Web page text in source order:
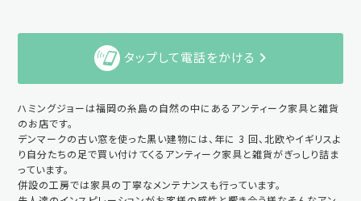
タップして電話をかける
ハミングジョーは福岡の糸島の自然の中にあるアンティーク家具と雑貨
のお店です。
デンマークの古い窓を使った黒い建物には、年に 3 回、北欧やイギリスよ
り自分たちの足で買い付けてくるアンティーク家具と雑貨がぎっしり詰ま
っています。
併設の工房では家具の丁寧なメンテナンスも行っています。